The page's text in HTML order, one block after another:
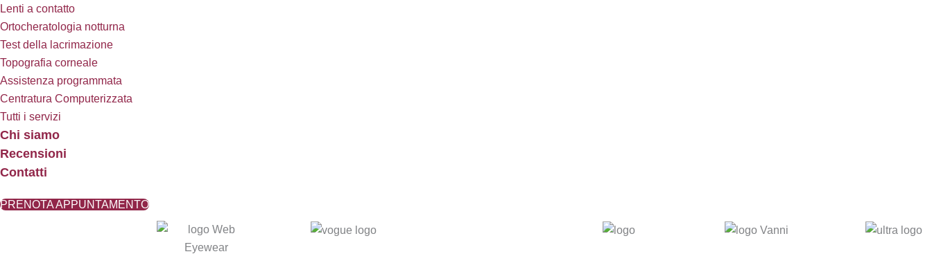
Lenti a contatto
Ortocheratologia notturna
Test della lacrimazione
Topografia corneale
Assistenza programmata
Centratura Computerizzata
Tutti i servizi
Chi siamo
Recensioni
Contatti
PRENOTA APPUNTAMENTO